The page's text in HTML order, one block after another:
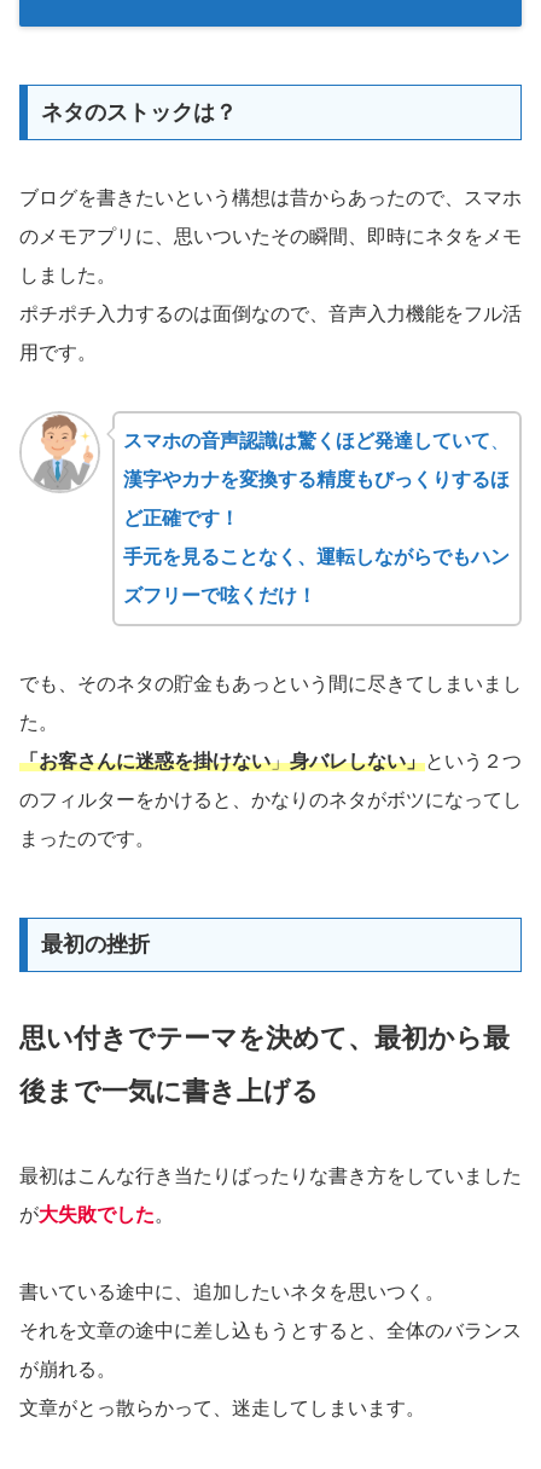
ネタのストックは？
ブログを書きたいという構想は昔からあったので、スマホ
のメモアプリに、思いついたその瞬間、即時にネタをメモ
しました。
ポチポチ入力するのは面倒なので、音声入力機能をフル活
用です。
スマホの音声認識は驚くほど発達していて、
漢字やカナを変換する精度もびっくりするほ
ど正確です！
手元を見ることなく、運転しながらでもハン
ズフリーで呟くだけ！
でも、そのネタの貯金もあっという間に尽きてしまいまし
た。
「お客さんに迷惑を掛けない」身バレしない」という２つ
のフィルターをかけると、かなりのネタがボツになってし
まったのです。
最初の挫折
思い付きでテーマを決めて、最初から最
後まで一気に書き上げる
最初はこんな行き当たりばったりな書き方をしていました
が大失敗でした。
書いている途中に、追加したいネタを思いつく。
それを文章の途中に差し込もうとすると、全体のバランス
が崩れる。
文章がとっ散らかって、迷走してしまいます。